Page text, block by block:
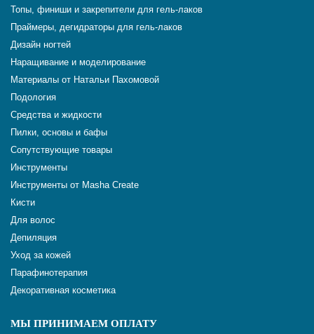
Топы, финиши и закрепители для гель-лаков
Праймеры, дегидраторы для гель-лаков
Дизайн ногтей
Наращивание и моделирование
Материалы от Натальи Пахомовой
Подология
Средства и жидкости
Пилки, основы и бафы
Сопутствующие товары
Инструменты
Инструменты от Masha Create
Кисти
Для волос
Депиляция
Уход за кожей
Парафинотерапия
Декоративная косметика
МЫ ПРИНИМАЕМ ОПЛАТУ